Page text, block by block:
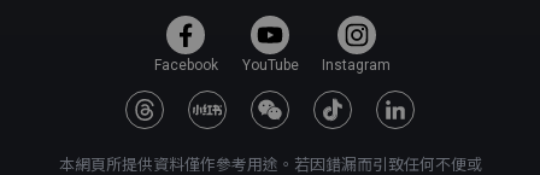
Facebook YouTube Instagram
本網頁所提供資料僅作參考用途。若因錯漏而引致任何不便或